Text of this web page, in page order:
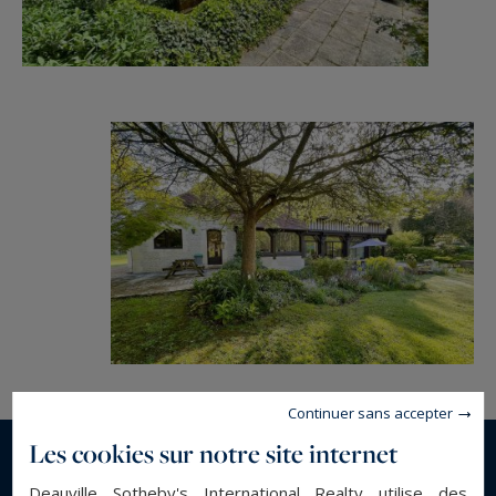
En savoir plus...
Les cookies sur notre site internet
Continuer sans accepter